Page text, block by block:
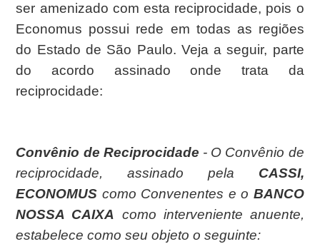
ser amenizado com esta reciprocidade, pois o
Economus possui rede em todas as regiões
do Estado de São Paulo. Veja a seguir, parte
do acordo assinado onde trata da
reciprocidade:
Convênio de Reciprocidade - O Convênio de
reciprocidade, assinado pela CASSI,
ECONOMUS como Convenentes e o BANCO
NOSSA CAIXA
como interveniente anuente,
estabelece como seu objeto o seguinte: